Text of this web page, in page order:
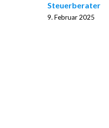
Steuerberater
9. Februar 2025